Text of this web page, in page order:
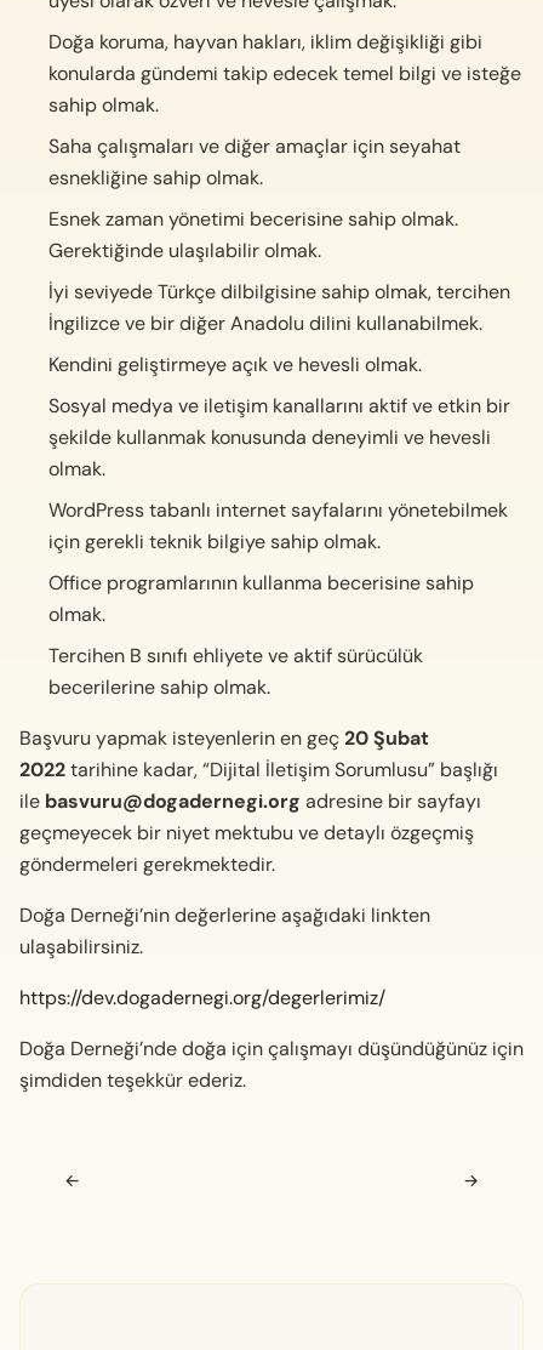
Doğa koruma, hayvan hakları, iklim değişikliği gibi
konularda gündemi takip edecek temel bilgi ve isteğe
sahip olmak.
Saha çalışmaları ve diğer amaçlar için seyahat
esnekliğine sahip olmak.
Esnek zaman yönetimi becerisine sahip olmak.
Gerektiğinde ulaşılabilir olmak.
İyi seviyede Türkçe dilbilgisine sahip olmak, tercihen
İngilizce ve bir diğer Anadolu dilini kullanabilmek.
Kendini geliştirmeye açık ve hevesli olmak.
Sosyal medya ve iletişim kanallarını aktif ve etkin bir
şekilde kullanmak konusunda deneyimli ve hevesli
olmak.
WordPress tabanlı internet sayfalarını yönetebilmek
için gerekli teknik bilgiye sahip olmak.
Office programlarının kullanma becerisine sahip
olmak.
Tercihen B sınıfı ehliyete ve aktif sürücülük
becerilerine sahip olmak.
Başvuru yapmak isteyenlerin en geç20 Şubat
2022tarihine kadar, “Dijital İletişim Sorumlusu” başlığı
ile basvuru@dogadernegi.org adresine bir sayfayı
geçmeyecek bir niyet mektubu ve detaylı özgeçmiş
göndermeleri gerekmektedir.
Doğa Derneği’nin değerlerine aşağıdaki linkten
ulaşabilirsiniz.
https://dev.dogadernegi.org/degerlerimiz/
Doğa Derneği’nde doğa için çalışmayı düşündüğünüz için
şimdiden teşekkür ederiz.
Navigasyon sonrası
← →